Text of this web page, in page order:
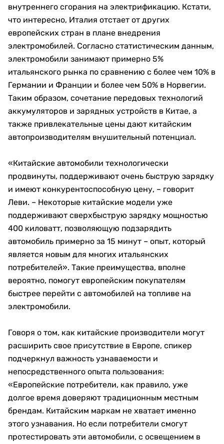
внутреннего сгорания на электрификацию. Кстати,
что интересно, Италия отстает от других
европейских стран в плане внедрения
электромобилей. Согласно статистическим данным,
электромобили занимают примерно 5%
итальянского рынка по сравнению с более чем 10% в
Германии и Франции и более чем 50% в Норвегии.
Таким образом, сочетание передовых технологий
аккумуляторов и зарядных устройств в Китае, а
также привлекательные цены дают китайским
автопроизводителям внушительный потенциал.
«Китайские автомобили технологически
продвинуты, поддерживают очень быструю зарядку
и имеют конкурентоспособную цену, – говорит
Леви. – Некоторые китайские модели уже
поддерживают сверхбыструю зарядку мощностью
400 киловатт, позволяющую подзарядить
автомобиль примерно за 15 минут – опыт, который
является новым для многих итальянских
потребителей». Такие преимущества, вполне
вероятно, помогут европейским покупателям
быстрее перейти с автомобилей на топливе на
электромобили.
Говоря о том, как китайские производители могут
расширить свое присутствие в Европе, спикер
подчеркнул важность узнаваемости и
непосредственного опыта пользования:
«Европейские потребители, как правило, уже
долгое время доверяют традиционным местным
брендам. Китайским маркам не хватает именно
этого узнавания. Но если потребители смогут
протестировать эти автомобили, с освещением в